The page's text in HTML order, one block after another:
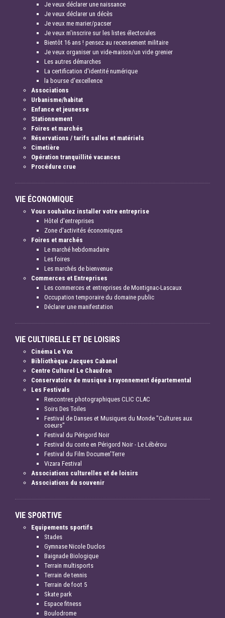
Je veux déclarer une naissance
Je veux déclarer un décès
Je veux me marier/pacser
Je veux m'inscrire sur les listes électorales
Bientôt 16 ans ! pensez au recensement militaire
Je veux organiser un vide-maison/un vide grenier
Les autres démarches
La certification d'identité numérique
la bourse d'excellence
Associations
Urbanisme/habitat
Enfance et jeunesse
Stationnement
Foires et marchés
Réservations / tarifs salles et matériels
Cimetière
Opération tranquillité vacances
Procédure crue
VIE ÉCONOMIQUE
Vous souhaitez installer votre entreprise
Hôtel d'entreprises
Zone d'activités économiques
Foires et marchés
Le marché hebdomadaire
Les foires
Les marchés de bienvenue
Commerces et Entreprises
Les commerces et entreprises de Montignac-Lascaux
Occupation temporaire du domaine public
Déclarer une manifestation
VIE CULTURELLE ET DE LOISIRS
Cinéma Le Vox
Bibliothèque Jacques Cabanel
Centre Culturel Le Chaudron
Conservatoire de musique à rayonnement départemental
Les Festivals
Rencontres photographiques CLIC CLAC
Soirs Des Toiles
Festival de Danses et Musiques du Monde "Cultures aux
coeurs"
Festival du Périgord Noir
Festival du conte en Périgord Noir - Le Lébérou
Festival du Film Documen'Terre
Vizara Festival
Associations culturelles et de loisirs
Associations du souvenir
VIE SPORTIVE
Equipements sportifs
Stades
Gymnase Nicole Duclos
Baignade Biologique
Terrain multisports
Terrain de tennis
Terrain de foot 5
Skate park
Espace fitness
Boulodrome